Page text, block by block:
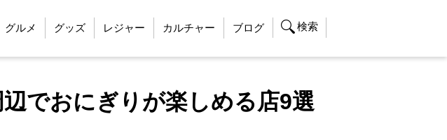
グルメ グッズ レジャー カルチャー ブログ 検索
でおにぎりが楽しめる店9選